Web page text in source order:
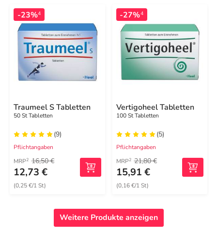
-23%4
Traumeel S Tabletten
50 St Tabletten
(9)
Pflichtangaben
MRP2 16,50 €
12,73 €
(0,25 €/1 St)
-27%4
Vertigoheel Tabletten
100 St Tabletten
(5)
Pflichtangaben
MRP2 21,80 €
15,91 €
(0,16 €/1 St)
Weitere Produkte anzeigen